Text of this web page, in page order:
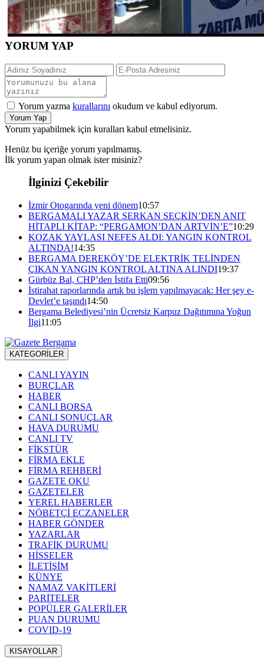
YORUM YAP
Yorum yazma kurallarını okudum ve kabul ediyorum.
Yorum Yap
Yorum yapabilmek için kuralları kabul etmelisiniz.
Henüz bu içeriğe yorum yapılmamış.
İlk yorum yapan olmak ister misiniz?
İlginizi Çekebilir
İzmir Otogarında yeni dönem10:57
BERGAMALI YAZAR SERKAN SEÇKİN’DEN ANIT
HİTAPLI KİTAP: “PERGAMON’DAN ARTVİN’E”10:29
KOZAK YAYLASI NEFES ALDI: YANGIN KONTROL
ALTINDA!14:35
BERGAMA DEREKÖY’DE ELEKTRİK TELİNDEN
ÇIKAN YANGIN KONTROL ALTINA ALINDI19:37
Gürbüz Bal, CHP’den İstifa Etti09:56
İstirahat raporlarında artık bu işlem yapılmayacak: Her şey e-
Devlet’e taşındı14:50
Bergama Belediyesi’nin Ücretsiz Karpuz Dağıtımına Yoğun
İlgi11:05
KATEGORİLER
CANLI YAYIN
BURÇLAR
HABER
CANLI BORSA
CANLI SONUÇLAR
HAVA DURUMU
CANLI TV
FİKSTÜR
FİRMA EKLE
FİRMA REHBERİ
GAZETE OKU
GAZETELER
YEREL HABERLER
NÖBETÇİ ECZANELER
HABER GÖNDER
YAZARLAR
TRAFİK DURUMU
HİSSELER
İLETİŞİM
KÜNYE
NAMAZ VAKİTLERİ
PARİTELER
POPÜLER GALERİLER
PUAN DURUMU
COVID-19
KISAYOLLAR